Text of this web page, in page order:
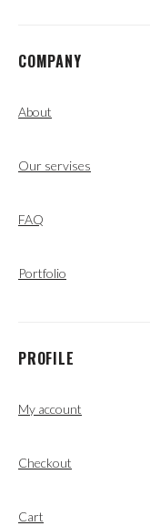
COMPANY
About
Our servises
FAQ
Portfolio
PROFILE
My account
Checkout
Cart